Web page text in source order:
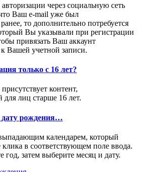
через социальную сеть
Ваш e-mail уже был
то дополнительно потребуется
Вы указывали при регистрации
привязать Ваш аккаунт
Вашей учетной записи.
только с 16 лет?
контент,
для лиц старше 16 лет.
дату рождения…
календарем, который
клика в соответствующем поле ввода.
год, затем выберите месяц и дату.